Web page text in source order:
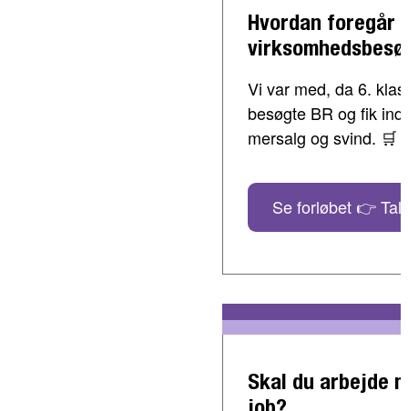
Hvordan foregår
Vi var med, da 6.
besøgte BR og fik
mersalg og svind. 🛒
Se forløbet 👉 Tal
Skal du arbejde